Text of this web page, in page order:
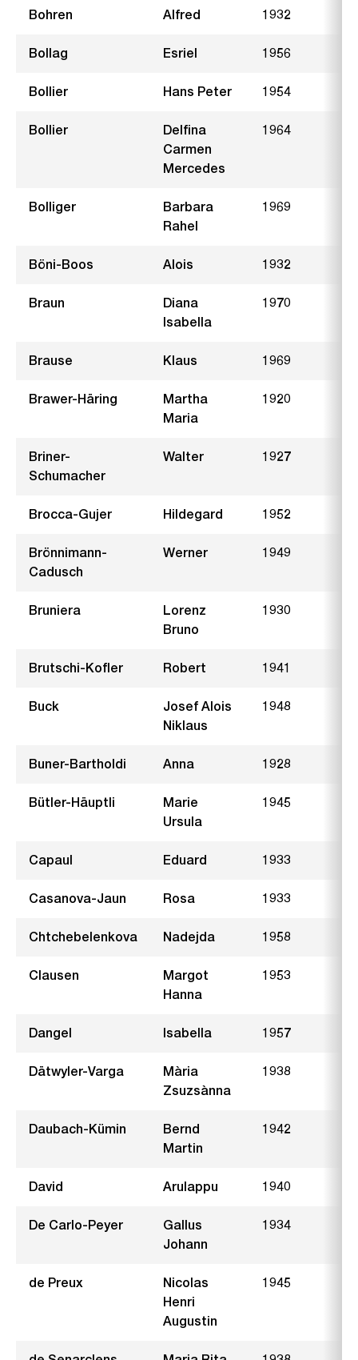
Bohren Alfred 1932
Bollag Esriel 1956
Bollier Hans Peter 1954
Bollier
Delfina
Carmen
Mercedes
1964
Bolliger
Barbara
Rahel
1969
Böni-Boos Alois 1932
Braun
Diana
Isabella
1970
Brause Klaus 1969
Brawer-Häring
Martha
Maria
1920
Briner-
Schumacher
Walter 1927
Brocca-Gujer Hildegard 1952
Brönnimann-
Cadusch
Werner 1949
Bruniera
Lorenz
Bruno
1930
Brutschi-Kofler Robert 1941
Buck
Josef Alois
Niklaus
1948
Buner-Bartholdi Anna 1928
Bütler-Häuptli
Marie
Ursula
1945
Capaul Eduard 1933
Casanova-Jaun Rosa 1933
Chtchebelenkova Nadejda 1958
Clausen
Margot
Hanna
1953
Dangel Isabella 1957
Dätwyler-Varga
Mària
Zsuzsànna
1938
Daubach-Kümin
Bernd
Martin
1942
David Arulappu 1940
De Carlo-Peyer
Gallus
Johann
1934
de Preux
Nicolas
Henri
Augustin
1945